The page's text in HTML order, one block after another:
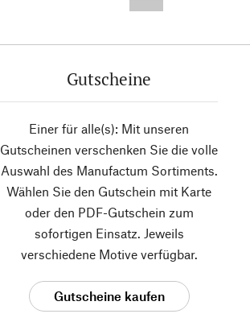
Gutscheine
Einer für alle(s): Mit unseren
Gutscheinen verschenken Sie die volle
Auswahl des Manufactum Sortiments.
Wählen Sie den Gutschein mit Karte
oder den PDF-Gutschein zum
sofortigen Einsatz. Jeweils
verschiedene Motive verfügbar.
Gutscheine kaufen